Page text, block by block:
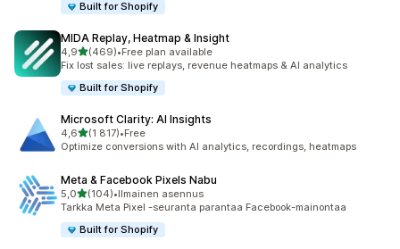
Built for Shopify
MIDA Replay, Heatmap & Insight
4,9/ 5 tähteä
(469)
469 arvostelua yhteensä
•Free plan available
Fix lost sales: live replays, revenue heatmaps & AI analytics
Built for Shopify
Microsoft Clarity: AI Insights
4,6/ 5 tähteä
(1 817)
1817 arvostelua yhteensä
•Free
Optimize conversions with AI analytics, recordings, heatmaps
Meta & Facebook Pixels Nabu
5,0/ 5 tähteä
(104)
104 arvostelua yhteensä
•Ilmainen asennus
Tarkka Meta Pixel -seuranta parantaa Facebook-mainontaa
Built for Shopify